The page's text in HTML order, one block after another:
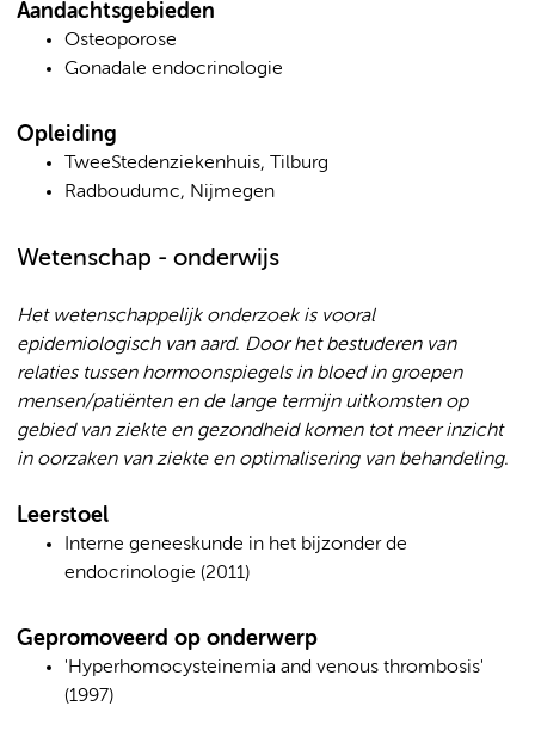
Aandachtsgebieden
Osteoporose
Gonadale endocrinologie
Opleiding
TweeStedenziekenhuis, Tilburg
Radboudumc, Nijmegen
Wetenschap - onderwijs
Het wetenschappelijk onderzoek is vooral
epidemiologisch van aard. Door het bestuderen van
relaties tussen hormoonspiegels in bloed in groepen
mensen/patiënten en de lange termijn uitkomsten op
gebied van ziekte en gezondheid komen tot meer inzicht
in oorzaken van ziekte en optimalisering van behandeling.
Leerstoel
Interne geneeskunde in het bijzonder de
endocrinologie (2011)
Gepromoveerd op onderwerp
'Hyperhomocysteinemia and venous thrombosis'
(1997)